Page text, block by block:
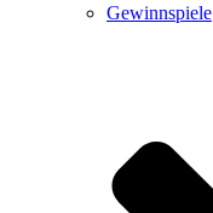
Gewinnspiele